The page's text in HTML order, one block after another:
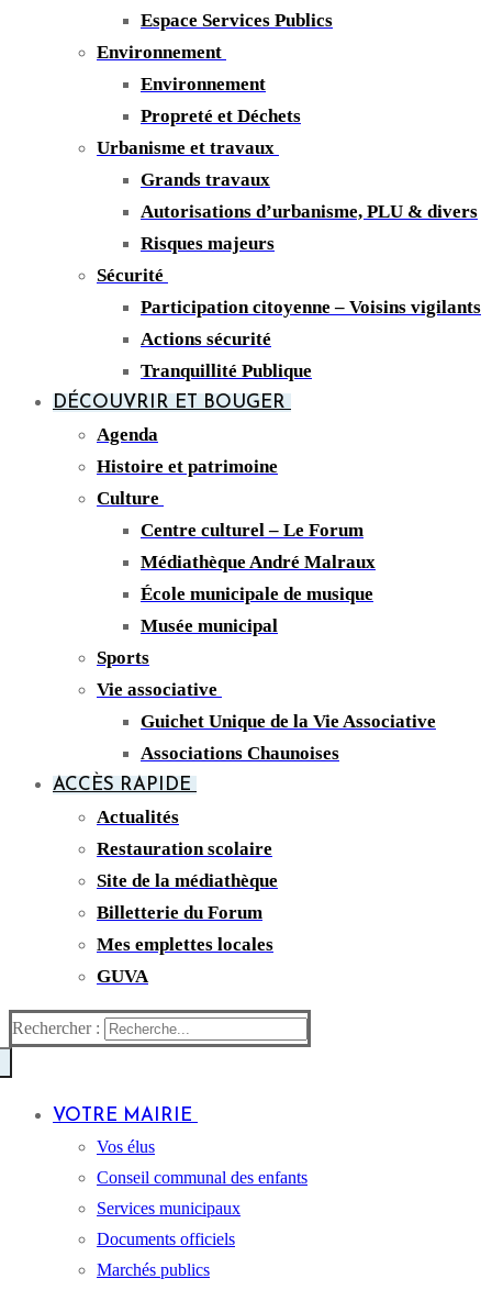
Espace Services Publics
Environnement
Environnement
Propreté et Déchets
Urbanisme et travaux
Grands travaux
Autorisations d’urbanisme, PLU & divers
Risques majeurs
Sécurité
Participation citoyenne – Voisins vigilants
Actions sécurité
Tranquillité Publique
DÉCOUVRIR ET BOUGER
Agenda
Histoire et patrimoine
Culture
Centre culturel – Le Forum
Médiathèque André Malraux
École municipale de musique
Musée municipal
Sports
Vie associative
Guichet Unique de la Vie Associative
Associations Chaunoises
ACCÈS RAPIDE
Actualités
Restauration scolaire
Site de la médiathèque
Billetterie du Forum
Mes emplettes locales
GUVA
Rechercher :
VOTRE MAIRIE
Vos élus
Conseil communal des enfants
Services municipaux
Documents officiels
Marchés publics